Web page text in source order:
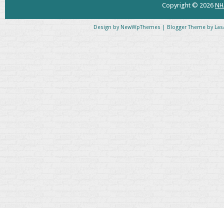
Copyright © 2026
Design by NewWpThemes | Blogger Theme by